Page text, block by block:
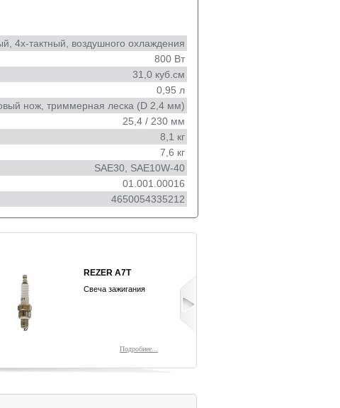
4х-тактный, воздушного охлаждения
800 Вт
31,0 куб.см
0,95 л
нож, триммерная леска (D 2,4 мм)
25,4 / 230 мм
8,1 кг
7,6 кг
SAE30, SAE10W-40
01.001.00016
4650054335212
РАНЕЦ
CARVER
Подробнее...